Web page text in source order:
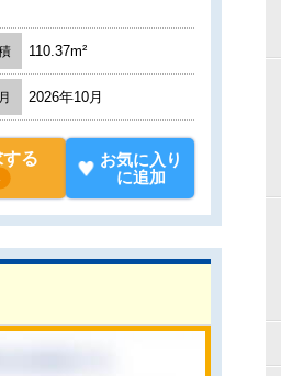
110.37m²
2026年10月
る
お気に入り
に追加